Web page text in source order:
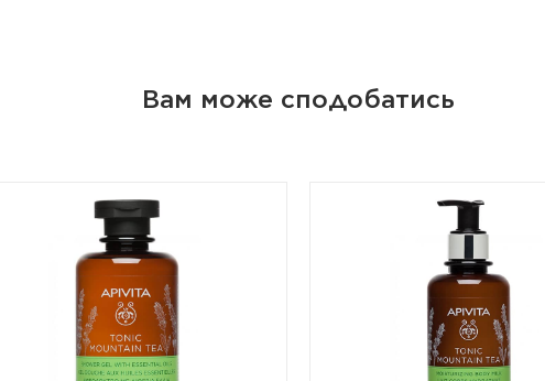
Вам може сподобатись